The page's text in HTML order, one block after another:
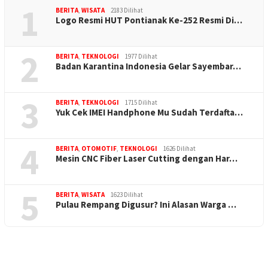
1 BERITA, WISATA 2183 Dilihat
Logo Resmi HUT Pontianak Ke-252 Resmi Di…
2 BERITA, TEKNOLOGI 1977 Dilihat
Badan Karantina Indonesia Gelar Sayembar…
3 BERITA, TEKNOLOGI 1715 Dilihat
Yuk Cek IMEI Handphone Mu Sudah Terdafta…
4 BERITA, OTOMOTIF, TEKNOLOGI 1626 Dilihat
Mesin CNC Fiber Laser Cutting dengan Har…
5 BERITA, WISATA 1623 Dilihat
Pulau Rempang Digusur? Ini Alasan Warga …